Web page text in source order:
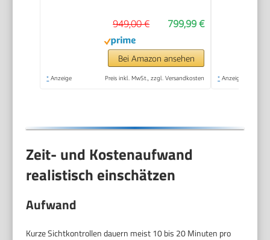
799,99 €
949,00 €
Bei Amazon ansehen
* Anzeige Preis inkl. MwSt., zzgl. Versandkosten * Anzeige
Zeit- und Kostenaufwand
realistisch einschätzen
Aufwand
Kurze Sichtkontrollen dauern meist 10 bis 20 Minuten pro